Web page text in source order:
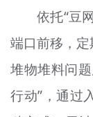
依托“豆
端口前移，
堆物堆料问
行动”，通过